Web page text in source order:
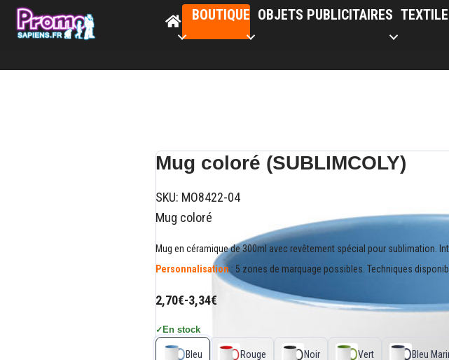
BOUTIQUE OBJETS PUBLICITAIRES
Mug coloré (SUBLIMCOLY)
SKU: MO8422-04
Mug coloré
Mug en céramique de 300ml avec revêtement spécial pour sublimation.
Personnalisation : 5 zones de marquage possibles. Techniques
2,70€-3,34€
✓ En stock
Bleu Rouge Noir Vert Bleu